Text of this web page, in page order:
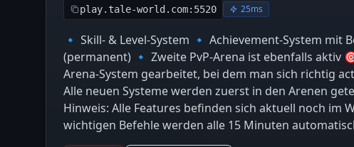
play.tale-world.com:5520 25ms
🔹 Skill- & Level-System 🔹 Achievement-System mit
(permanent) 🔹 Zweite PvP-Arena ist ebenfalls aktiv
Arena-System gearbeitet, bei dem man sich richtig
Alle neuen Systeme werden zuerst in den Arenen
Hinweis: Alle Features befinden sich aktuell noch im
wichtigen Befehle werden alle 15 Minuten